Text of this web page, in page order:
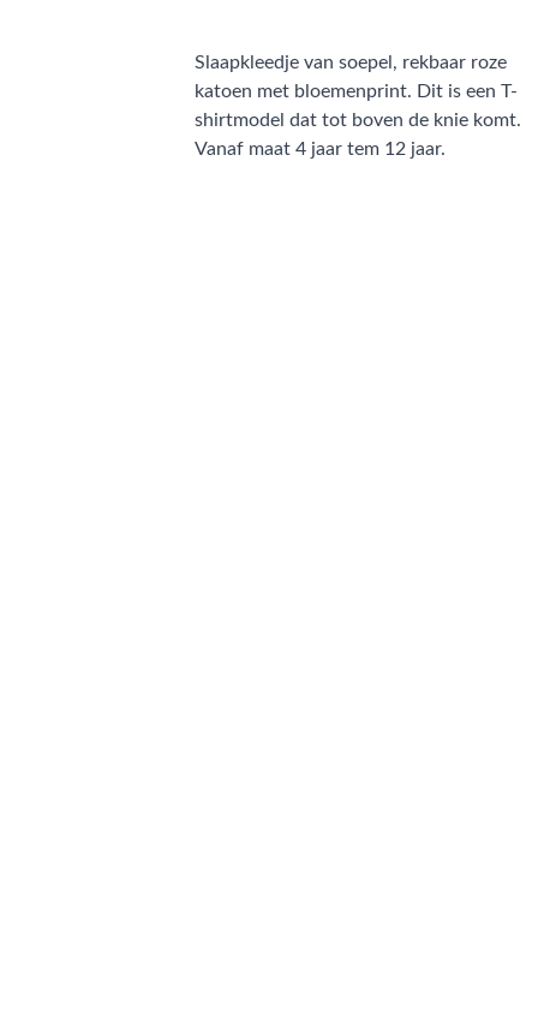
Slaapkleedje van soepel, rekbaar roze
katoen met bloemenprint. Dit is een T-
shirtmodel dat tot boven de knie komt.
Vanaf maat 4 jaar tem 12 jaar.